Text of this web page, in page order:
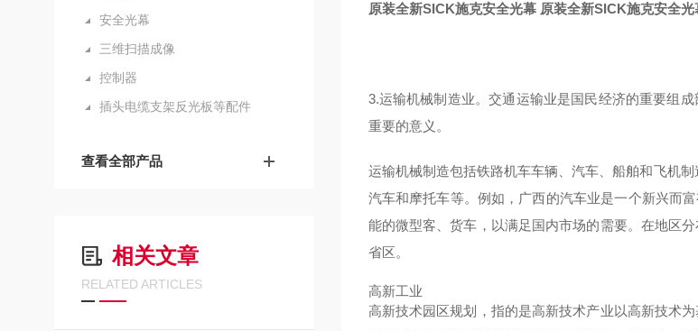
安全光幕
三维扫描成像
控制器
插头电缆支架反光板等配件
查看全部产品
相关文章
RELATED ARTICLES
原装全新SICK施克安全光幕 原装全新SICK施克安全光
3.运输机械制造业。交通运输业是国民经济的重要组
重要的意义。
运输机械制造包括铁路机车车辆、汽车、船舶和飞机
汽车和摩托车等。例如，广西的汽车业是一个新兴而
能的微型客、货车，以满足国内市场的需要。在地区
省区。
高新工业
高新技术园区规划，指的是高新技术产业以高新技术